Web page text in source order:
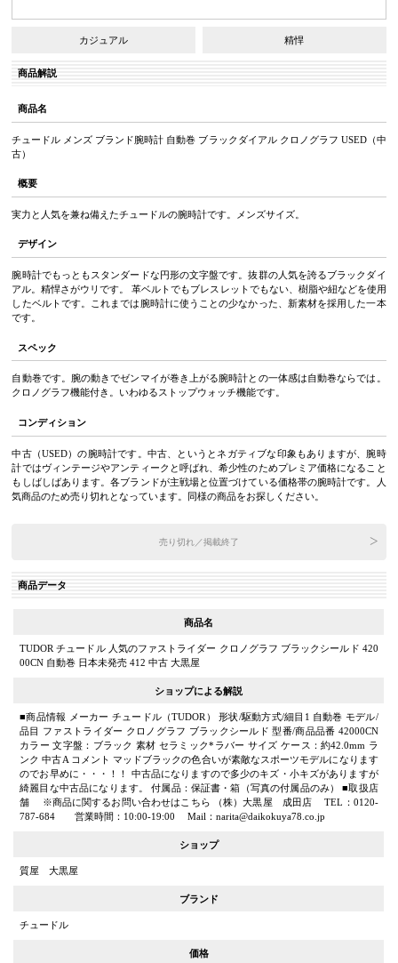
カジュアル 精悍
商品解説
商品名
チュードル メンズ ブランド腕時計 自動巻 ブラックダイアル クロノグラフ USED（中
古）
概要
実力と人気を兼ね備えたチュードルの腕時計です。メンズサイズ。
デザイン
腕時計でもっともスタンダードな円形の文字盤です。抜群の人気を誇るブラックダイ
アル。精悍さがウリです。 革ベルトでもブレスレットでもない、樹脂や紐などを使用
したベルトです。これまでは腕時計に使うことの少なかった、新素材を採用した一本
です。
スペック
自動巻です。腕の動きでゼンマイが巻き上がる腕時計との一体感は自動巻ならでは。
クロノグラフ機能付き。いわゆるストップウォッチ機能です。
コンディション
中古（USED）の腕時計です。中古、というとネガティブな印象もありますが、腕時
計ではヴィンテージやアンティークと呼ばれ、希少性のためプレミア価格になること
もしばしばあります。各ブランドが主戦場と位置づけている価格帯の腕時計です。人
気商品のため売り切れとなっています。同様の商品をお探しください。
売り切れ／掲載終了
商品データ
商品名
TUDOR チュードル 人気のファストライダー クロノグラフ ブラックシールド 420
00CN 自動巻 日本未発売 412 中古 大黒屋
ショップによる解説
■商品情報 メーカー チュードル（TUDOR） 形状/駆動方式/細目1 自動巻 モデル/
品目 ファストライダー クロノグラフ ブラックシールド 型番/商品品番 42000CN
カラー 文字盤：ブラック 素材 セラミック*ラバー サイズ ケース：約42.0mm ラ
ンク 中古A コメント マッドブラックの色合いが素敵なスポーツモデルになります
のでお早めに・・・！！ 中古品になりますので多少のキズ・小キズがありますが
綺麗目な中古品になります。 付属品：保証書・箱（写真の付属品のみ） ■取扱店
舗 ※商品に関するお問い合わせはこちら （株）大黒屋 成田店 TEL：0120-
787-684 営業時間：10:00-19:00 Mail：narita@daikokuya78.co.jp
ショップ
質屋 大黒屋
ブランド
チュードル
価格